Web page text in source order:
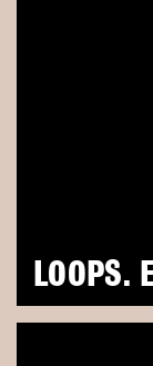
LOOPS.